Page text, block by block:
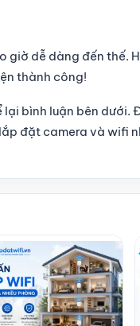
giờ dễ dàng đến thế.
thành công!
bình luận bên dưới.
đặt camera và wifi